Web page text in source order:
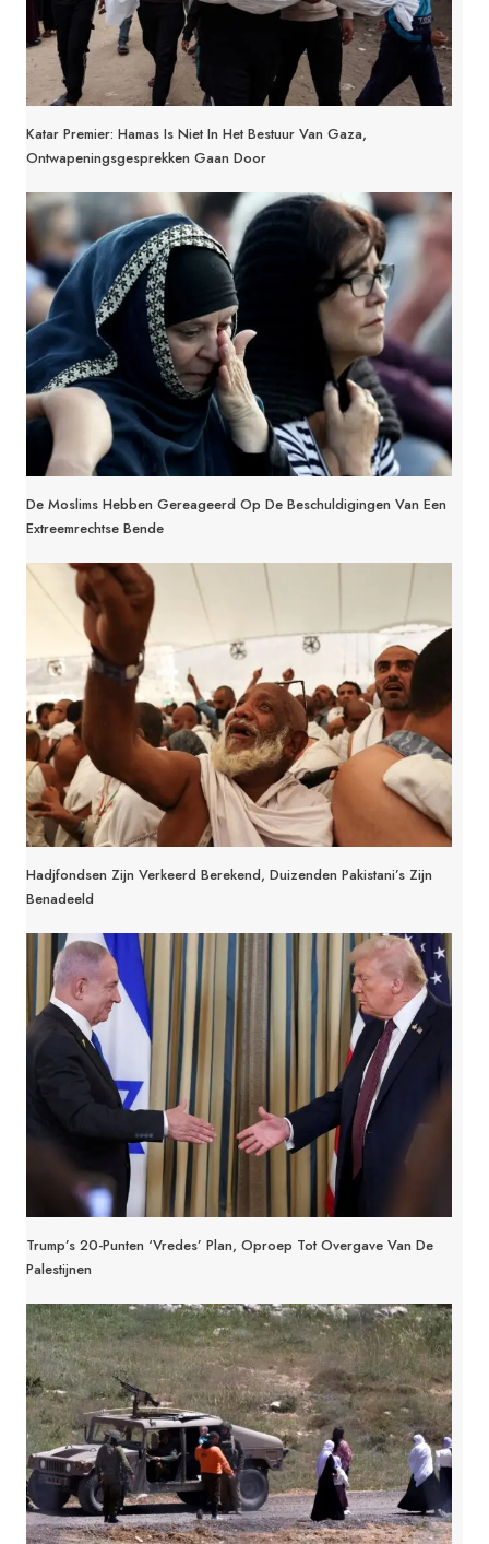
Katar Premier: Hamas Is Niet In Het Bestuur Van Gaza,
Ontwapeningsgesprekken Gaan Door
De Moslims Hebben Gereageerd Op De Beschuldigingen Van Een
Extreemrechtse Bende
Hadjfondsen Zijn Verkeerd Berekend, Duizenden Pakistani’s Zijn
Benadeeld
Trump’s 20-Punten ‘Vredes’ Plan, Oproep Tot Overgave Van De
Palestijnen